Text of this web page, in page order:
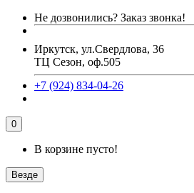
Не дозвонились? Заказ звонка!
Иркутск, ул.Свердлова, 36
ТЦ Сезон, оф.505
+7 (924) 834-04-26
0
В корзине пусто!
Везде